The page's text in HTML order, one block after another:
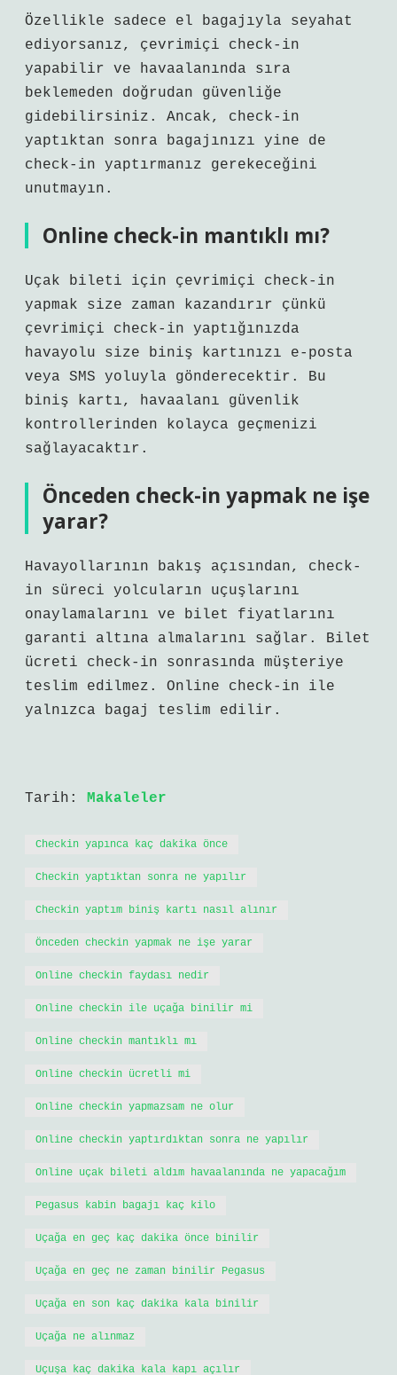
Özellikle sadece el bagajıyla seyahat
ediyorsanız, çevrimiçi check-in
yapabilir ve havaalanında sıra
beklemeden doğrudan güvenliğe
gidebilirsiniz. Ancak, check-in
yaptıktan sonra bagajınızı yine de
check-in yaptırmanız gerekeceğini
unutmayın.
Online check-in mantıklı mı?
Uçak bileti için çevrimiçi check-in
yapmak size zaman kazandırır çünkü
çevrimiçi check-in yaptığınızda
havayolu size biniş kartınızı e-posta
veya SMS yoluyla gönderecektir. Bu
biniş kartı, havaalanı güvenlik
kontrollerinden kolayca geçmenizi
sağlayacaktır.
Önceden check-in yapmak ne işe
yarar?
Havayollarının bakış açısından, check-
in süreci yolcuların uçuşlarını
onaylamalarını ve bilet fiyatlarını
garanti altına almalarını sağlar. Bilet
ücreti check-in sonrasında müşteriye
teslim edilmez. Online check-in ile
yalnızca bagaj teslim edilir.
Tarih: Makaleler
Checkin yapınca kaç dakika önce
Checkin yaptıktan sonra ne yapılır
Checkin yaptım biniş kartı nasıl alınır
Önceden checkin yapmak ne işe yarar
Online checkin faydası nedir
Online checkin ile uçağa binilir mi
Online checkin mantıklı mı
Online checkin ücretli mi
Online checkin yapmazsam ne olur
Online checkin yaptırdıktan sonra ne yapılır
Online uçak bileti aldım havaalanında ne yapacağım
Pegasus kabin bagajı kaç kilo
Uçağa en geç kaç dakika önce binilir
Uçağa en geç ne zaman binilir Pegasus
Uçağa en son kaç dakika kala binilir
Uçağa ne alınmaz
Uçuşa kaç dakika kala kapı açılır